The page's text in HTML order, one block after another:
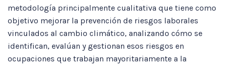
metodología principalmente cualitativa que tiene como
objetivo mejorar la prevención de riesgos laborales
vinculados al cambio climático, analizando cómo se
identifican, evalúan y gestionan esos riesgos en
ocupaciones que trabajan mayoritariamente a la